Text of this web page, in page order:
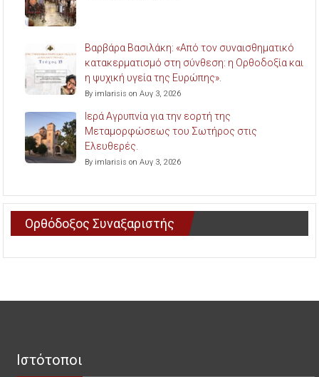
Βαρβάρα Βασιλάκη: «Από τον συναισθηματικό
κατακερματισμό στη σύνθεση: η Ορθοδοξία και
η ψυχική υγεία της Ευρώπης».
By imlarisis on Αυγ 3, 2026
Ιερά Αγρυπνία για την εορτή της
Μεταμορφώσεως του Σωτήρος στις
Ελευθερές.
By imlarisis on Αυγ 3, 2026
Ορθόδοξος Συναξαριστής
Ιστότοποι